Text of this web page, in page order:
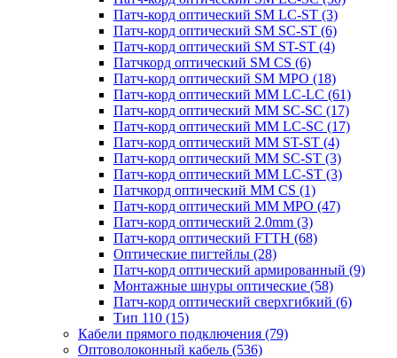
Патч-корд оптический SM LC-ST (3)
Патч-корд оптический SM SC-ST (6)
Патч-корд оптический SM ST-ST (4)
Патчкорд оптический SM CS (6)
Патч-корд оптический SM MPO (18)
Патч-корд оптический MM LC-LC (61)
Патч-корд оптический MM SC-SC (17)
Патч-корд оптический MM LC-SC (17)
Патч-корд оптический MM ST-ST (4)
Патч-корд оптический MM SC-ST (3)
Патч-корд оптический MM LC-ST (3)
Патчкорд оптический MM CS (1)
Патч-корд оптический MM MPO (47)
Патч-корд оптический 2.0mm (3)
Патч-корд оптический FTTH (68)
Оптические пигтейлы (28)
Патч-корд оптический армированный (9)
Монтажные шнуры оптические (58)
Патч-корд оптический сверхгибкий (6)
Тип 110 (15)
Кабели прямого подключения (79)
Оптоволоконный кабель (536)